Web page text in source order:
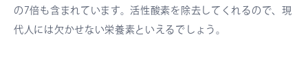
の7倍も含まれています。活性酸素を除去してくれるので、現
代人には欠かせない栄養素といえるでしょう。